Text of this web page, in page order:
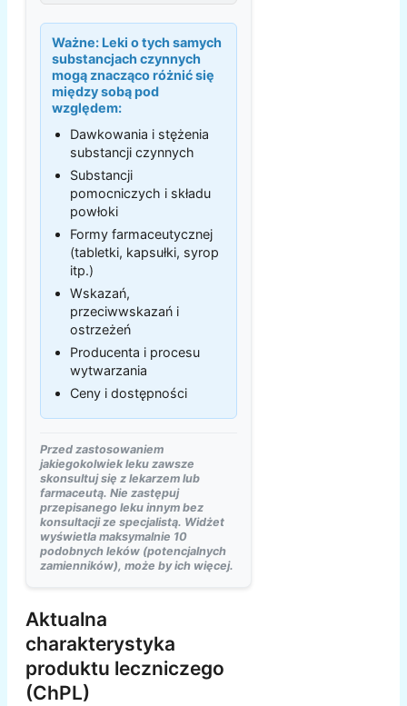
Ważne: Leki o tych samych
substancjach czynnych
mogą znacząco różnić się
między sobą pod
względem:
Dawkowania i stężenia
substancji czynnych
Substancji
pomocniczych i składu
powłoki
Formy farmaceutycznej
(tabletki, kapsułki, syrop
itp.)
Wskazań,
przeciwwskazań i
ostrzeżeń
Producenta i procesu
wytwarzania
Ceny i dostępności
Przed zastosowaniem
jakiegokolwiek leku zawsze
skonsultuj się z lekarzem lub
farmaceutą. Nie zastępuj
przepisanego leku innym bez
konsultacji ze specjalistą. Widżet
wyświetla maksymalnie 10
podobnych leków (potencjalnych
zamienników), może by ich więcej.
Aktualna
charakterystyka
produktu leczniczego
(ChPL)